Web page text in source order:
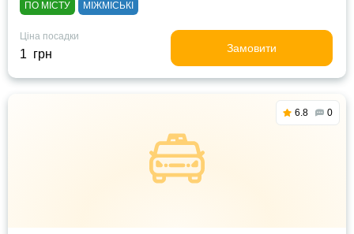
ПО МІСТУ МІЖМІСЬКІ
Ціна посадки
1 грн Замовити
6.8 0